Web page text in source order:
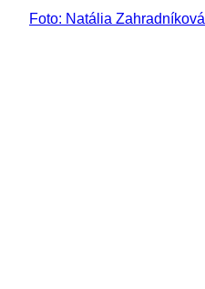
Foto: Natália Zahradníková